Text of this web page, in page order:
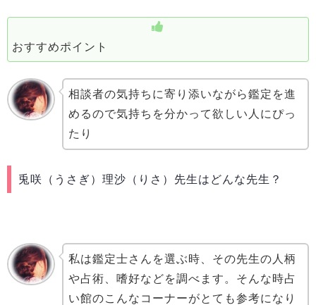
おすすめポイント
相談者の気持ちに寄り添いながら鑑定を進
めるので気持ちを分かっ て欲しい人にぴっ
たり
兎咲（うさぎ）理沙（りさ）先生はどんな先生？
私は鑑定士さんを選ぶ時、その先生の人柄
や占術、嗜好などを調べます。そんな時占
い館のこんなコーナーがとても参考になり